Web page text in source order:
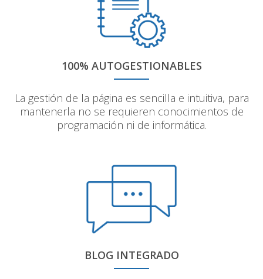
100% AUTOGESTIONABLES
La gestión de la página es sencilla e intuitiva, para
mantenerla no se requieren conocimientos de
programación ni de informática.
BLOG INTEGRADO